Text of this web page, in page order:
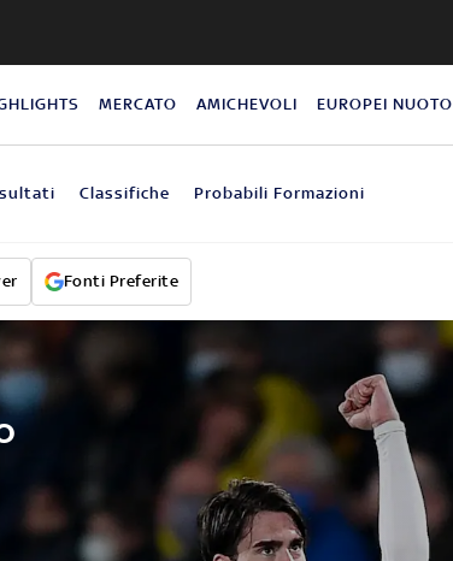
MERCATO AMICHEVOLI EUROPEI NUOTO
Classifiche Probabili Formazioni
Fonti Preferite